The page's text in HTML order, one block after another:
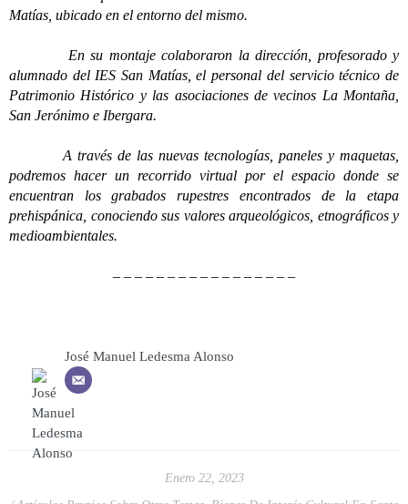
Matías, ubicado en el entorno del mismo.
En su montaje colaboraron la dirección, profesorado y
alumnado del IES San Matías, el personal del servicio técnico de
Patrimonio Histórico y las asociaciones de vecinos La Montaña,
San Jerónimo e Ibergara.
A través de las nuevas tecnologías, paneles y maquetas,
podremos hacer un recorrido virtual por el espacio donde se
encuentran los grabados rupestres encontrados de la etapa
prehispánica, conociendo sus valores arqueológicos, etnográficos y
medioambientales.
– – – – – – – – – – – – – – – – –
José Manuel Ledesma Alonso
Enero 22, 2023